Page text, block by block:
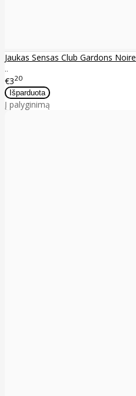
Jaukas Sensas Club Gardons Noire
..
€320
Į palyginimą